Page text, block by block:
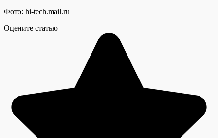
Фото: hi-tech.mail.ru
Оцените статью